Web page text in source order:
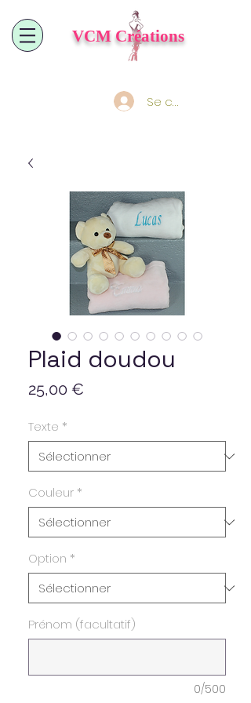
VCM Créations
Se connecter
Plaid doudou
25,00 €
Texte *
Couleur *
Option *
Prénom (facultatif)
0/500